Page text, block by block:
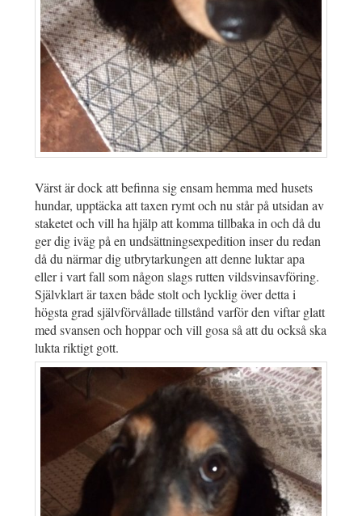
Värst är dock att befinna sig ensam hemma med husets
hundar, upptäcka att taxen rymt och nu står på utsidan av
staketet och vill ha hjälp att komma tillbaka in och då du
ger dig iväg på en undsättningsexpedition inser du redan
då du närmar dig utbrytarkungen att denne luktar apa
eller i vart fall som någon slags rutten vildsvinsavföring.
Självklart är taxen både stolt och lycklig över detta i
högsta grad självförvållade tillstånd varför den viftar glatt
med svansen och hoppar och vill gosa så att du också ska
lukta riktigt gott.